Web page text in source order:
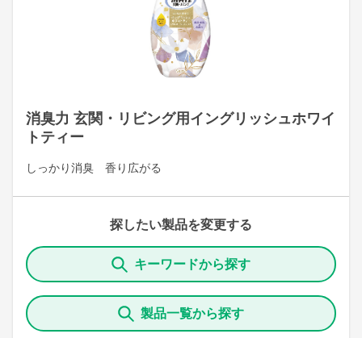
消臭力 玄関・リビング用イングリッシュホワイ
トティー
しっかり消臭 香り広がる
探したい製品を変更する
キーワードから探す
製品一覧から探す